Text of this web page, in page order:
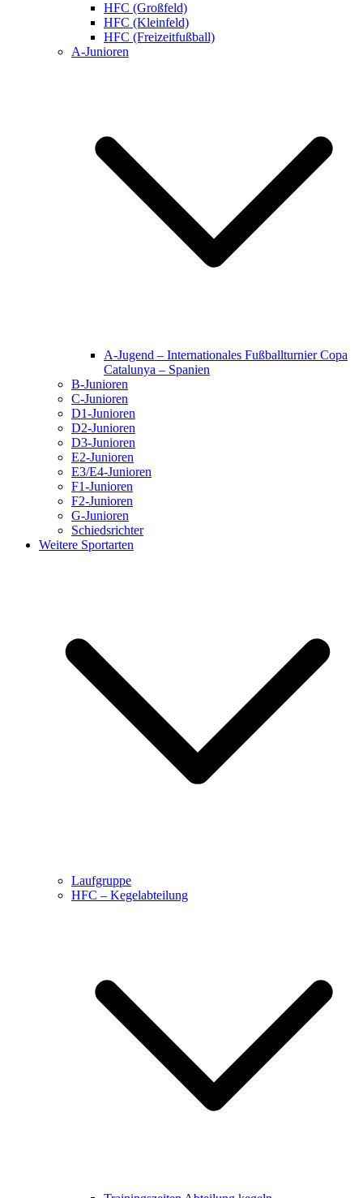
HFC (Großfeld)
HFC (Kleinfeld)
HFC (Freizeitfußball)
A-Junioren
A-Jugend – Internationales Fußballturnier Copa
Catalunya – Spanien
B-Junioren
C-Junioren
D1-Junioren
D2-Junioren
D3-Junioren
E2-Junioren
E3/E4-Junioren
F1-Junioren
F2-Junioren
G-Junioren
Schiedsrichter
Weitere Sportarten
Laufgruppe
HFC – Kegelabteilung